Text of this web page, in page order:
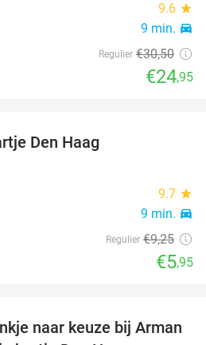
9.6 star
9 min. directions_car
Regulier €30,50
€24,95
Den Haag
9.7 star
9 min. directions_car
Regulier €9,25
€5,95
30%
naar keuze bij Arman